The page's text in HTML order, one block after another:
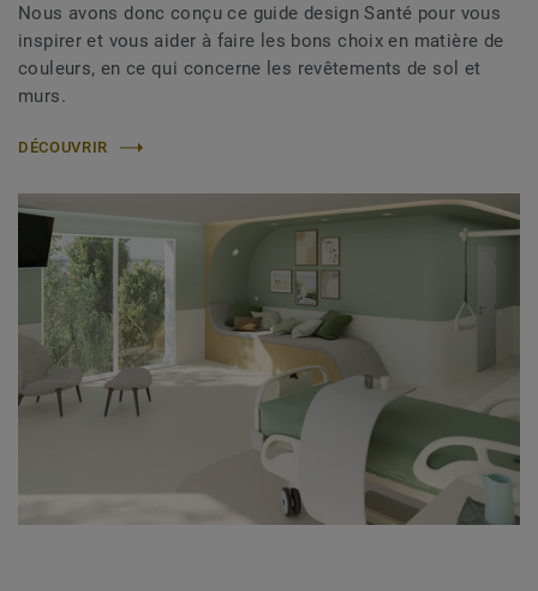
Nous avons donc conçu ce guide design Santé pour vous
inspirer et vous aider à faire les bons choix en matière de
couleurs, en ce qui concerne les revêtements de sol et
murs.
DÉCOUVRIR